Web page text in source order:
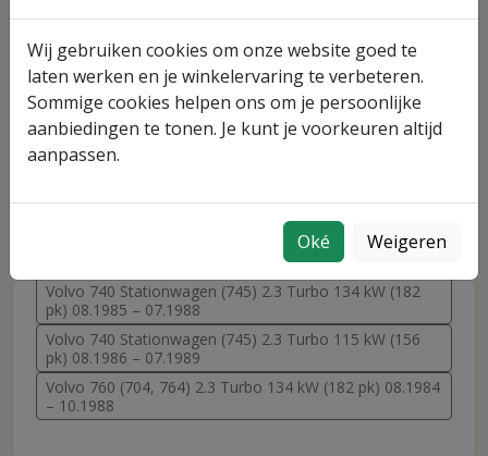
Wij gebruiken cookies om onze website goed te
laten werken en je winkelervaring te verbeteren.
Sommige cookies helpen ons om je persoonlijke
aanbiedingen te tonen. Je kunt je voorkeuren altijd
aanpassen.
Oké Weigeren
Vermogen
134 kW (182 pk)
Bouwjaar
08.1984 – 10.1988
Snel naar merken
Volvo
Snel naar uitvoeringen
Volvo 740 Stationwagen (745) 2.3 Turbo 134 kW (182
pk) 08.1985 – 07.1988
Volvo 740 Stationwagen (745) 2.3 Turbo 115 kW (156
pk) 08.1986 – 07.1989
Volvo 760 (704, 764) 2.3 Turbo 134 kW (182 pk) 08.1984
– 10.1988